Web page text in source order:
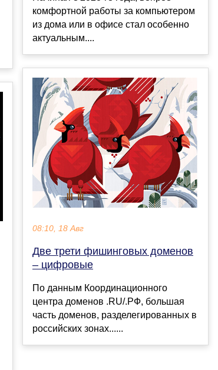
комфортной работы за компьютером
из дома или в офисе стал особенно
актуальным....
08:10, 18 Авг
Две трети фишинговых доменов
– цифровые
По данным Координационного
центра доменов .RU/.РФ, большая
часть доменов, разделегированных в
российских зонах......